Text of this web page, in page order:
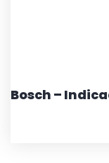
Bosch –